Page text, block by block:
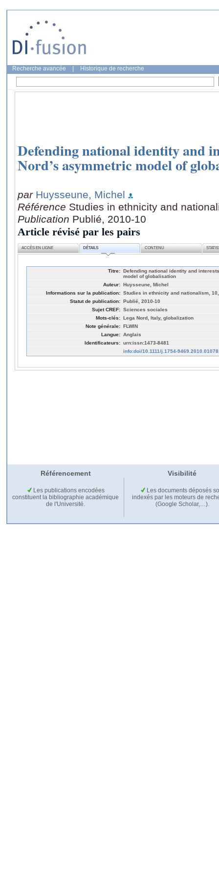
Recherche avancée Historique de recherche
Defending national identity and
Nord’s asymmetric model of
par Huysseune, Michel
Référence Studies in ethnicity and
Publication Publié, 2010-10
Article révisé par les pairs
ACCÈS EN LIGNE DÉTAILS CONTENU
Titre: Defending national identity and
model of globalisation
Auteur: Huysseune, Michel
Informations sur la publication: Studies in ethnicity and nationalism,
Statut de publication: Publié, 2010-10
Sujet CREF: Sciences sociales
Mots-clés: Lega Nord, Italy, globalization
Note générale: FLWIN
Langue: Anglais
Identificateurs: urn:issn:1473-8481
info:doi/10.1111/j.1754-
Référencement Visibilité
Les publications encodées
constituent la bibliographie académique
de l'Université.
Les documents déposés
indexés par les moteurs de
(Google Scholar,…).